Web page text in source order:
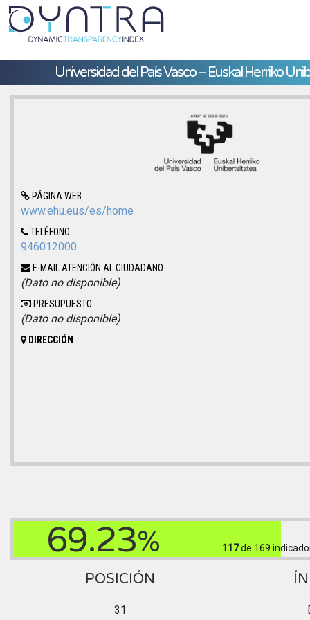
Universidad del País Vasco – Euskal Herriko
PÁGINA WEB
www.ehu.eus/es/home
TELÉFONO
946012000
E-MAIL ATENCIÓN AL CIUDADANO
(Dato no disponible)
PRESUPUESTO
(Dato no disponible)
DIRECCIÓN
69.23% 117de 169
POSICIÓN
31